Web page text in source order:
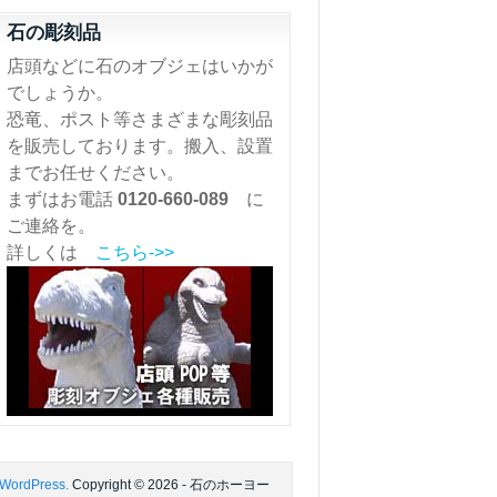
石の彫刻品
店頭などに石のオブジェはいかが
でしょうか。
恐竜、ポスト等さまざまな彫刻品
を販売しております。搬入、設置
までお任せください。
まずはお電話 0120-660-089 に
ご連絡を。
詳しくは
こちら->>
Copyright © 2026 - 石のホーヨー